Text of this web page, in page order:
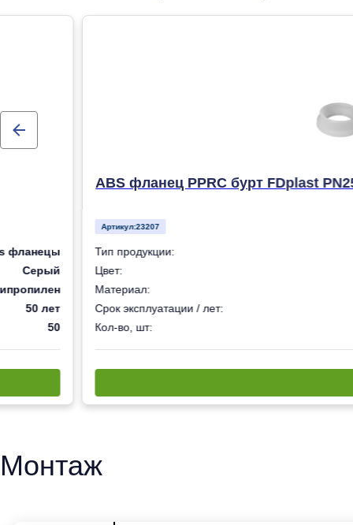
фланецы
Серый
50 лет
50
ABS фланец PPRC бурт FDplast
Артикул:23207
Тип продукции:
Цвет:
Материал:
Срок эксплуатации / лет:
Кол-во, шт:
Монтаж